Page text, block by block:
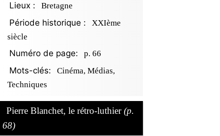
Lieux : Bretagne
Période historique :
XXIème
siècle
Numéro de page: p. 66
Mots-clés:
Cinéma, Médias,
Techniques
Pierre Blanchet, le rétro-luthier(p.
68)